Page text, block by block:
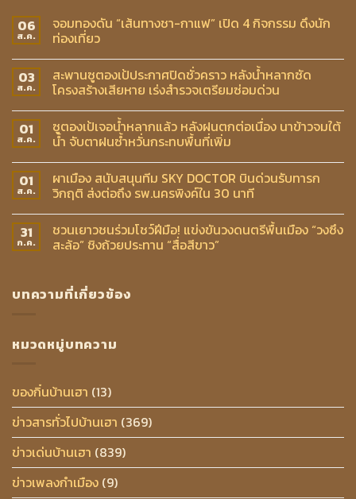
06
ส.ค.
จอมทองดัน “เส้นทางชา-กาแฟ” เปิด 4 กิจกรรม ดึงนัก
ท่องเที่ยว
03
ส.ค.
สะพานซูตองเป้ประกาศปิดชั่วคราว หลังน้ำหลากซัด
โครงสร้างเสียหาย เร่งสำรวจเตรียมซ่อมด่วน
01
ส.ค.
ซูตองเป้เจอน้ำหลากแล้ว หลังฝนตกต่อเนื่อง นาข้าวจมใต้
น้ำ จับตาฝนซ้ำหวั่นกระทบพื้นที่เพิ่ม
01
ส.ค.
ผาเมือง สนับสนุนทีม SKY DOCTOR บินด่วนรับทารก
วิกฤติ ส่งต่อถึง รพ.นครพิงค์ใน 30 นาที
31
ก.ค.
ชวนเยาวชนร่วมโชว์ฝีมือ! แข่งขันวงดนตรีพื้นเมือง “วงซึง
สะล้อ” ชิงถ้วยประทาน “สื่อสีขาว”
บทความที่เกี่ยวข้อง
หมวดหมู่บทความ
ของกิ๋นบ้านเฮา (13)
ข่าวสารทั่วไปบ้านเฮา (369)
ข่าวเด่นบ้านเฮา (839)
ข่าวเพลงกำเมือง (9)